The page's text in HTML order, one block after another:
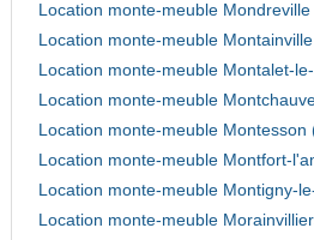
Location monte-meuble
Location monte-meuble
Location monte-meuble Montalet-
Location monte-meuble
Location monte-meuble Montesson
Location monte-meuble Montfort-
Location monte-meuble Montigny-
Location monte-meuble